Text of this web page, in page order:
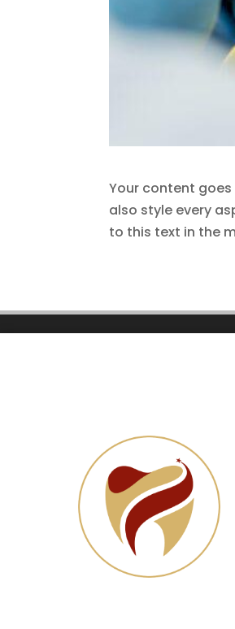
Your content
also style every
to this text in the
NYITVATARTÁS
H – SZ:
08:00-20:00